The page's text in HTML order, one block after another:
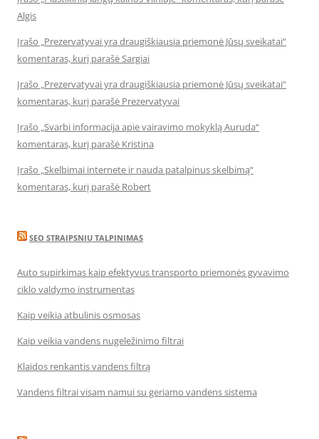
Algis
Įrašo „Prezervatyvai yra draugiškiausia priemonė Jūsų sveikatai“
komentaras, kurį parašė Sargiai
Įrašo „Prezervatyvai yra draugiškiausia priemonė Jūsų sveikatai“
komentaras, kurį parašė Prezervatyvai
Įrašo „Svarbi informacija apie vairavimo mokyklą Auruda“
komentaras, kurį parašė Kristina
Įrašo „Skelbimai internete ir nauda patalpinus skelbimą“
komentaras, kurį parašė Robert
SEO STRAIPSNIU TALPINIMAS
Auto supirkimas kaip efektyvus transporto priemonės gyvavimo
ciklo valdymo instrumentas
Kaip veikia atbulinis osmosas
Kaip veikia vandens nugeležinimo filtrai
Klaidos renkantis vandens filtrą
Vandens filtrai visam namui su geriamo vandens sistema